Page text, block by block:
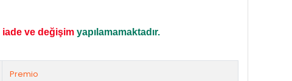
iade ve değişim yapılamamaktadır.
Premio